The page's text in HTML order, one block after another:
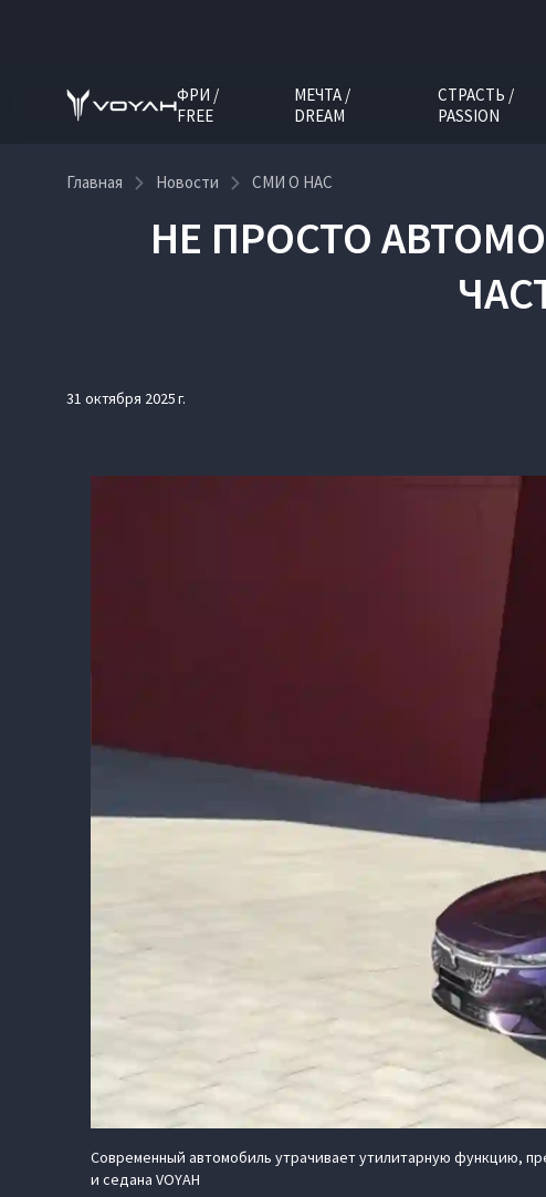
ФРИ /
FREE
МЕЧТА /
DREAM
СТРАСТЬ /
PASSION
Главная Новости СМИ О НАС
НЕ ПРОСТО
31 октября 2025 г.
Современный автомобиль утрачивает утилитарную функцию,
и седана VOYAH